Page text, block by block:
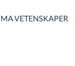
VETENSKAPER